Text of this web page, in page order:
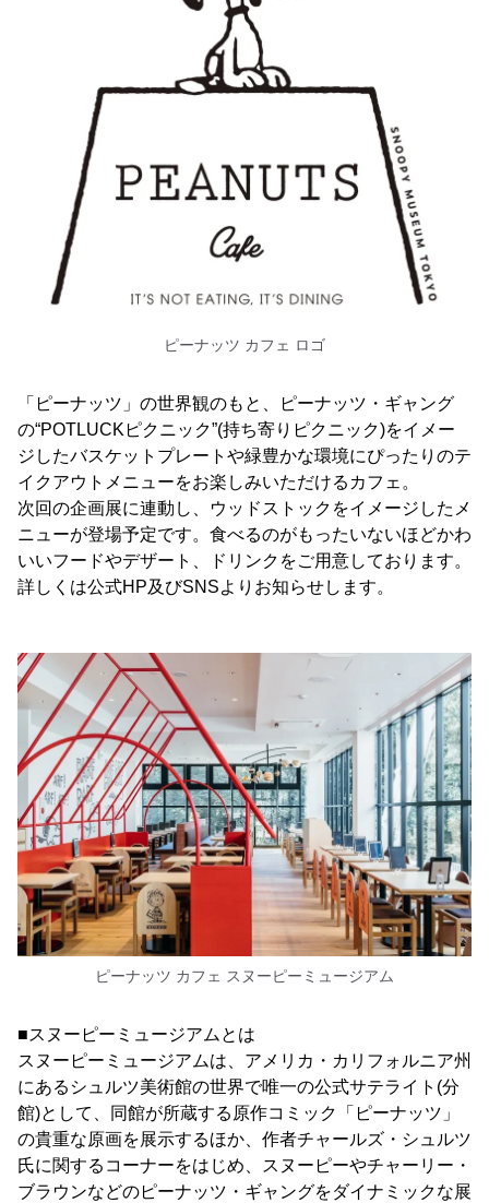
ピーナッツ カフェ ロゴ
「ピーナッツ」の世界観のもと、ピーナッツ・ギャング
の“POTLUCKピクニック”(持ち寄りピクニック)をイメー
ジしたバスケットプレートや緑豊かな環境にぴったりのテ
イクアウトメニューをお楽しみいただけるカフェ。
次回の企画展に連動し、ウッドストックをイメージしたメ
ニューが登場予定です。食べるのがもったいないほどかわ
いいフードやデザート、ドリンクをご用意しております。
詳しくは公式HP及びSNSよりお知らせします。
ピーナッツ カフェ スヌーピーミュージアム
■スヌーピーミュージアムとは
スヌーピーミュージアムは、アメリカ・カリフォルニア州
にあるシュルツ美術館の世界で唯一の公式サテライト(分
館)として、同館が所蔵する原作コミック「ピーナッツ」
の貴重な原画を展示するほか、作者チャールズ・シュルツ
氏に関するコーナーをはじめ、スヌーピーやチャーリー・
ブラウンなどのピーナッツ・ギャングをダイナミックな展